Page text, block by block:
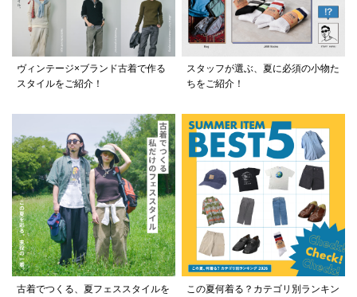
ヴィンテージ×ブランド古着で作る
スタイルをご紹介！
スタッフが選ぶ、夏に必須の小物た
ちをご紹介！
古着でつくる、夏フェススタイルを
この夏何着る？カテゴリ別ランキン